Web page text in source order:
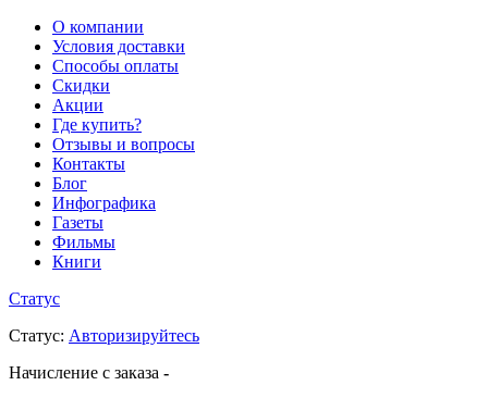
О компании
Условия доставки
Способы оплаты
Скидки
Акции
Где купить?
Отзывы и вопросы
Контакты
Блог
Инфографика
Газеты
Фильмы
Книги
Статус
Статус: Авторизируйтесь
Начисление с заказа -